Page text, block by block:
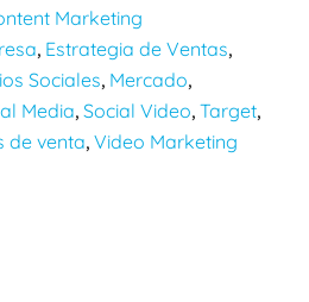
Marketing
, Estrategia de Ventas,
Sociales, Mercado,
Media, Social Video, Target,
de venta, Video Marketing